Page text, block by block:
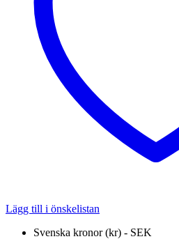
Lägg till i önskelistan
Svenska kronor (kr) - SEK